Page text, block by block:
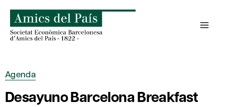
contenido
Agenda
Desayuno Barcelona Breakfast